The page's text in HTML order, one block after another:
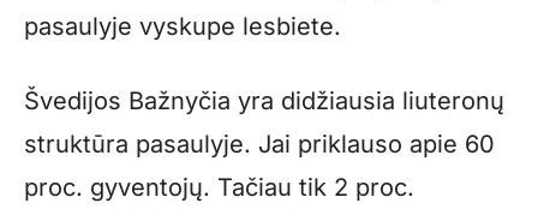
pasaulyje vyskupe lesbiete.
Švedijos Bažnyčia yra didžiausia liuteronų
struktūra pasaulyje. Jai priklauso apie 60
proc. gyventojų. Tačiau tik 2 proc.